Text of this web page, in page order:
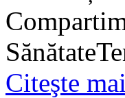
Citeşte